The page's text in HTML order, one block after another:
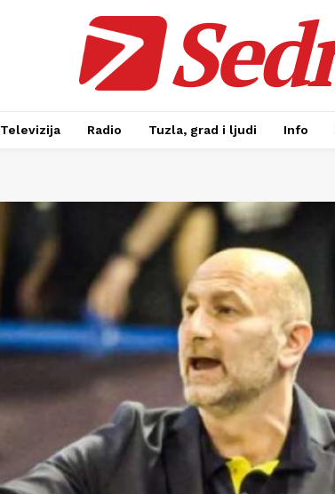
Televizija Radio Tuzla, grad i ljudi Info